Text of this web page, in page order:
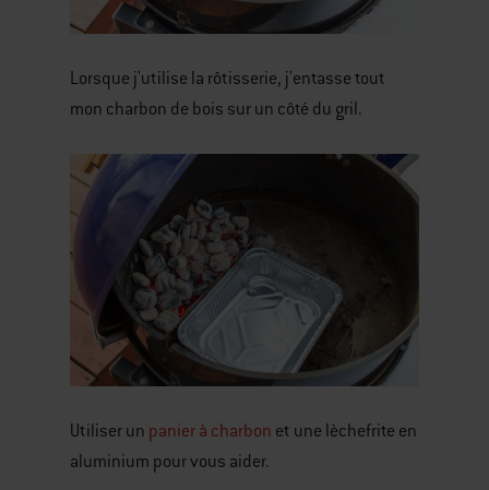
Lorsque j'utilise la rôtisserie, j'entasse tout
mon charbon de bois sur un côté du gril.
Utiliser un panier à charbon et une lèchefrite en
aluminium pour vous aider.